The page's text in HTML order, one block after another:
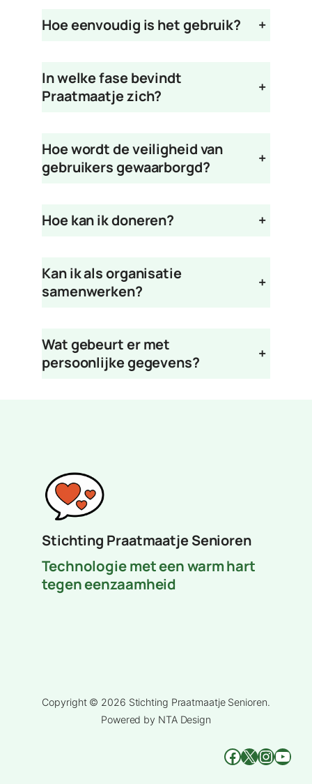
Hoe eenvoudig is het gebruik? +
In welke fase bevindt
Praatmaatje zich?
+
Hoe wordt de veiligheid van
gebruikers gewaarborgd?
+
Hoe kan ik doneren? +
Kan ik als organisatie
samenwerken?
+
Wat gebeurt er met
persoonlijke gegevens?
+
Stichting Praatmaatje Senioren
Technologie met een warm hart
tegen eenzaamheid
Copyright © 2026 Stichting Praatmaatje Senioren.
Powered by NTA Design
Facebook
X